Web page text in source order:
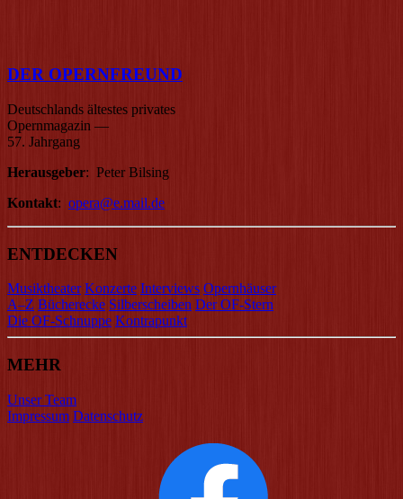
DER OPERNFREUND
Deutschlands ältestes privates
Opernmagazin —
57. Jahrgang
Herausgeber: Peter Bilsing
Kontakt: opera@e.mail.de
ENTDECKEN
Musiktheater Konzerte Interviews Opernhäuser
A–Z Bücherecke Silberscheiben Der OF-Stern
Die OF-Schnuppe Kontrapunkt
MEHR
Unser Team
Impressum Datenschutz